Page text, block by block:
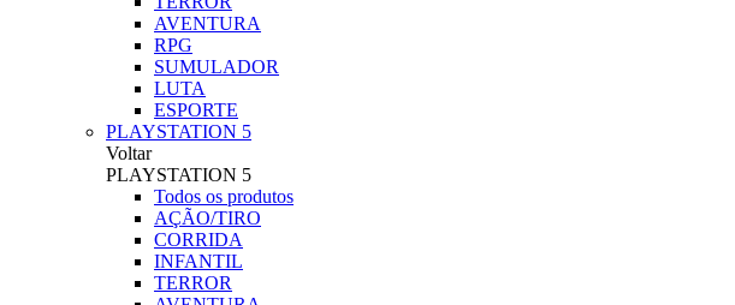
AVENTURA
RPG
SUMULADOR
LUTA
ESPORTE
PLAYSTATION 5
Voltar
PLAYSTATION 5
Todos os produtos
AÇÃO/TIRO
CORRIDA
INFANTIL
TERROR